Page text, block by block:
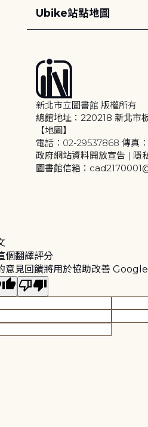
Ubike站點地圖
新北市立圖書館 版權所有
總館地址：220218 新北市
【地圖】
電話：02-29537868 傳真
政府網站資料開放宣告 | 隱
圖書館信箱：
個翻譯評分
意見回饋將用於協助改善